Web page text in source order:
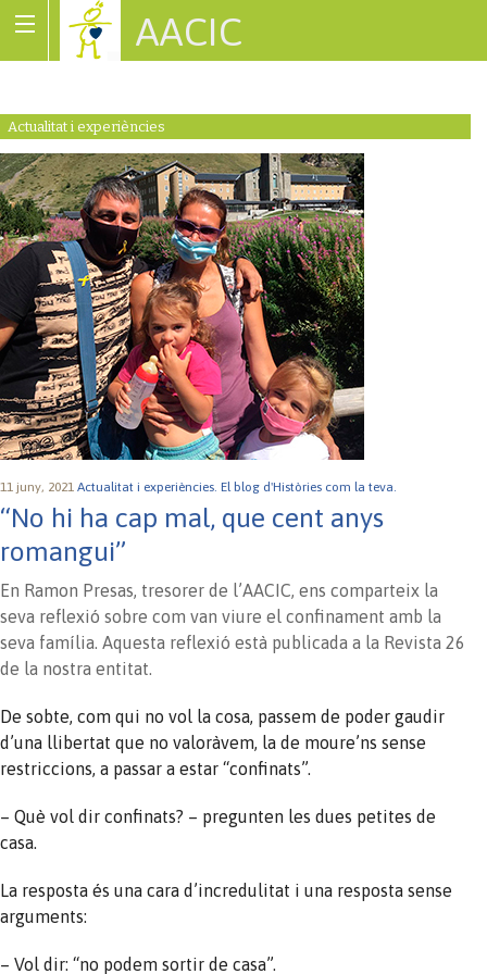
AACIC
Actualitat i experiències
11 juny, 2021 Actualitat i experiències. El blog d'Històries com la teva.
“No hi ha cap mal, que cent anys
romangui”
En Ramon Presas, tresorer de l’AACIC, ens comparteix la
seva reflexió sobre com van viure el confinament amb la
seva família. Aquesta reflexió està publicada a la Revista 26
de la nostra entitat.
De sobte, com qui no vol la cosa, passem de poder gaudir
d’una llibertat que no valoràvem, la de moure’ns sense
restriccions, a passar a estar “confinats”.
– Què vol dir confinats? – pregunten les dues petites de
casa.
La resposta és una cara d’incredulitat i una resposta sense
arguments:
– Vol dir: “no podem sortir de casa”.